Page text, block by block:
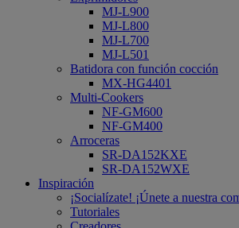
MJ-L900
MJ-L800
MJ-L700
MJ-L501
Batidora con función cocción
MX-HG4401
Multi-Cookers
NF-GM600
NF-GM400
Arroceras
SR-DA152KXE
SR-DA152WXE
Inspiración
¡Socialízate! ¡Únete a nuestra
Tutoriales